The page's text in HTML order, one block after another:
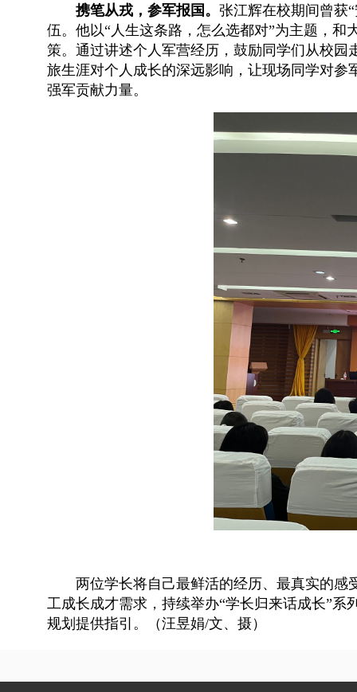
携笔从戎，参军报国。 张江辉在校期间曾获
伍。他以“人生这条路，怎么选都对”为主题，
策。通过讲述个人军营经历，鼓励同学们从校
旅生涯对个人成长的深远影响， 让现场同学对参
强军贡献力量。
两位学长将自己最鲜活的经历、最真实的
工成长成才需求， 持续举办“学长归来话成长”系
规划提供指引。（汪昱娟/文、摄）